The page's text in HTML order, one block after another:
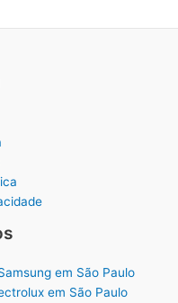
em São Paulo
em São Paulo